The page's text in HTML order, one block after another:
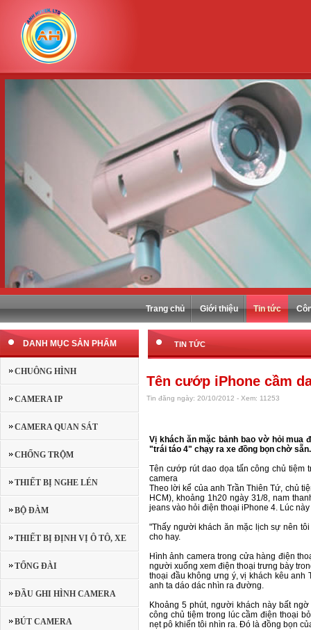
Trang chủ Giới thiệu Tin tức
DANH MỤC SẢN PHẨM
CHUÔNG HÌNH
CAMERA IP
CAMERA QUAN SÁT
CHỐNG TRỘM
THIẾT BỊ NGHE LÉN
BỘ ĐÀM
THIẾT BỊ ĐỊNH VỊ Ô TÔ, XE
MÁY
TỔNG ĐÀI
ĐẦU GHI HÌNH CAMERA
BÚT CAMERA
TIN TỨC
Tên cướp iPhone cầm
Tin đăng ngày: 20/10/2012 - Xem: 11253
Vị khách ăn mặc bảnh bao vờ hỏi mua
"trái táo 4" chạy ra xe đồng bọn chờ sẵn.
Tên cướp rút dao dọa tấn công chủ tiệm
camera
Theo lời kể của anh Trần Thiên Tứ, chủ
HCM), khoảng 1h20 ngày 31/8, nam
jeans vào hỏi điện thoại iPhone 4. Lúc
"Thấy người khách ăn mặc lịch sự nên
cho hay.
Hình ảnh camera trong cửa hàng điện
người xuống xem điện thoại trưng bày
thoại đầu không ưng ý, vị khách kêu anh
anh ta dáo dác nhìn ra đường.
Khoảng 5 phút, người khách này bất
công chủ tiệm trong lúc cầm điện thoại
nẹt pô khiến tôi nhìn ra. Đó là đồng bọn